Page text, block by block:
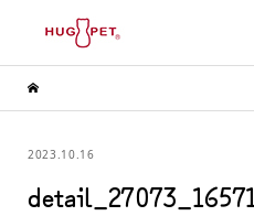
2023.10.16